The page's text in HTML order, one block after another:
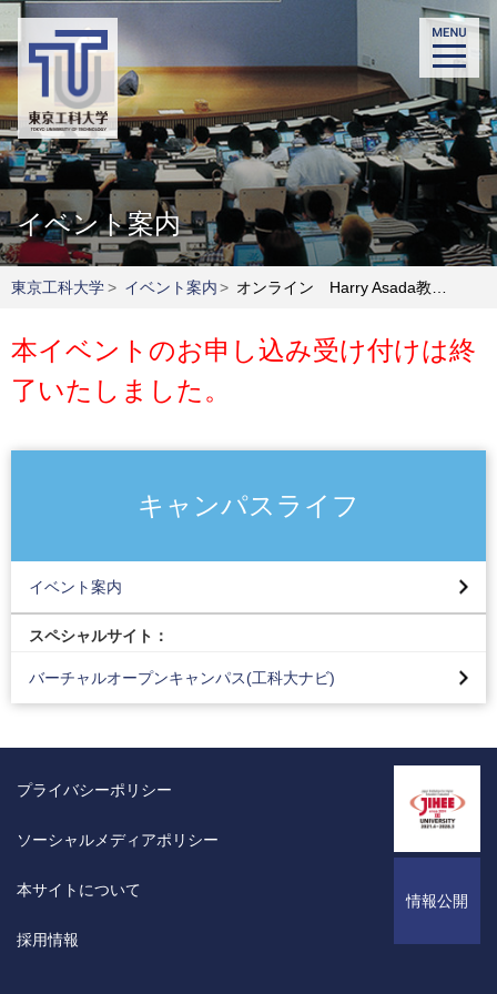
イベント案内
東京工科大学> イベント案内 > オンライン Harry Asada教授によるセミナー 入力フォーム お申し込み（終了）
本イベントのお申し込み受け付けは終
了いたしました。
キャンパスライフ
イベント案内
東京工科大学入試対策イベント
オープンキャンパス・入試説明会＆見学会
学園祭（紅華祭・かまた祭）
催事案内
イベントカレンダー
スペシャルサイト：
バーチャルオープンキャンパス(工科大ナビ)
情報公開
プライバシーポリシー
ソーシャルメディアポリシー
本サイトについて
採用情報